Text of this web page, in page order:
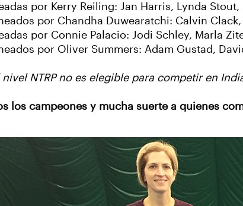
por Kerry Reiling: Jan Harris, Lynda Stout,
por Chandha Duwearatchi: Calvin
por Connie Palacio: Jodi Schley, Marla
por Oliver Summers: Adam Gustad,
NTRP no es elegible para competir en
los campeones y mucha suerte a quienes